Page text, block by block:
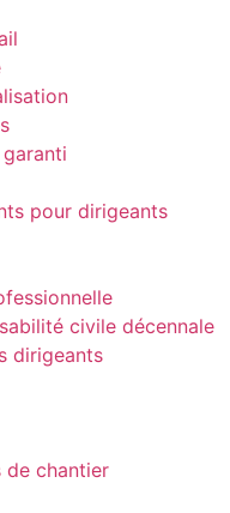
pour dirigeants
civile décennale
dirigeants
de chantier